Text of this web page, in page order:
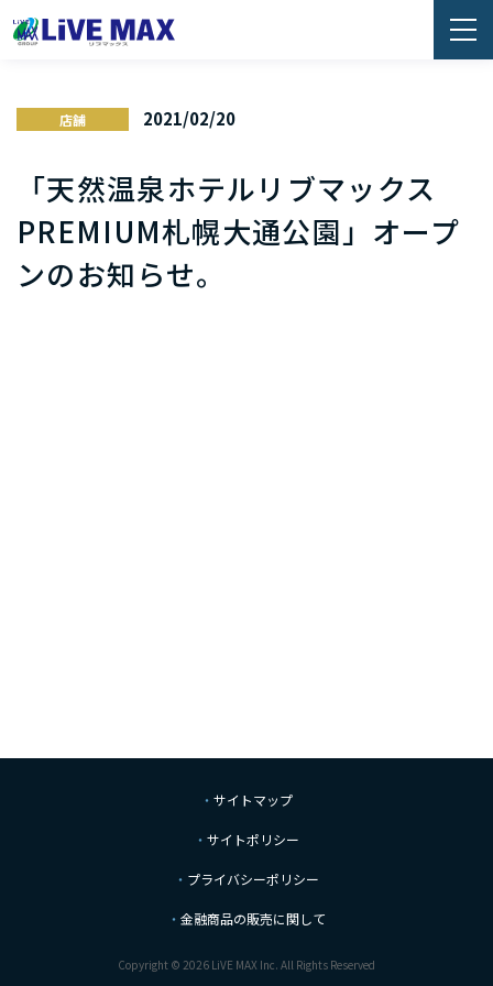
店舗 2021/02/20
「天然温泉ホテルリブマックス
PREMIUM札幌大通公園」オープ
ンのお知らせ。
サイトマップ
サイトポリシー
プライバシーポリシー
金融商品の販売に関して
Copyright © 2026 LiVE MAX Inc. All Rights Reserved